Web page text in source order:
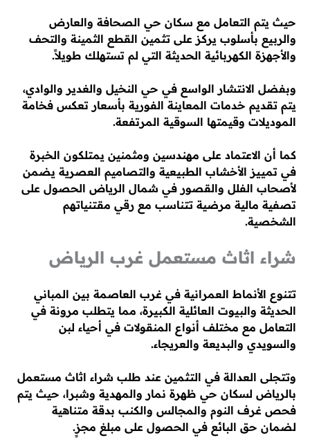
حيث يتم التعامل مع سكان حي الصحافة والعارض
والربيع بأسلوب يركز على تثمين القطع الثمينة والتحف
والأجهزة الكهربائية الحديثة التي لم تستهلك طويلاً.
وبفضل الانتشار الواسع في حي النخيل والغدير والوادي،
يتم تقديم خدمات المعاينة الفورية بأسعار تعكس فخامة
الموديلات وقيمتها السوقية المرتفعة.
كما أن الاعتماد على مهندسين ومثمنين يمتلكون الخبرة
في تمييز الأخشاب الطبيعية والتصاميم العصرية يضمن
لأصحاب الفلل والقصور في شمال الرياض الحصول على
تصفية مالية مرضية تتناسب مع رقي مقتنياتهم
الشخصية.
شراء اثاث مستعمل غرب الرياض
تتنوع الأنماط العمرانية في غرب العاصمة بين المباني
الحديثة والبيوت العائلية الكبيرة، مما يتطلب مرونة في
التعامل مع مختلف أنواع المنقولات في أحياء لبن
والسويدي والبديعة والعريجاء.
وتتجلى العدالة في التثمين عند طلب شراء اثاث مستعمل
بالرياض لسكان حي ظهرة نمار والمهدية وشبرا، حيث يتم
فحص غرف النوم والمجالس والكنب بدقة متناهية
لضمان حق البائع في الحصول على مبلغ مجزٍ.